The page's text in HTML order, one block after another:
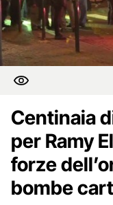
Centinaia
per Ramy
forze
bombe